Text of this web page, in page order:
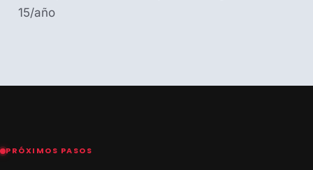
15/año
PRÓXIMOS PASOS